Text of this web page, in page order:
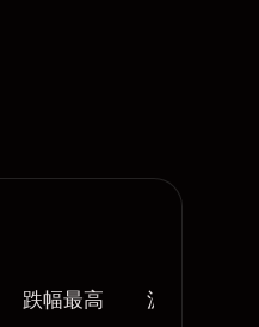
跌幅最高 波幅最大